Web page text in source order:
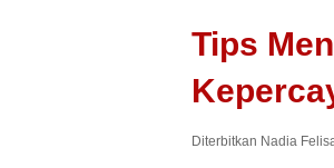
Tips
Diterbitkan Nadia